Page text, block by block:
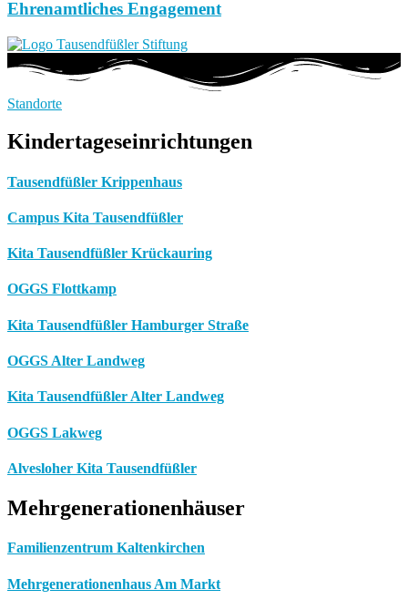
Ehrenamtliches Engagement
Standorte
Kindertageseinrichtungen
Tausendfüßler Krippenhaus
Campus Kita Tausendfüßler
Kita Tausendfüßler Krückauring
OGGS Flottkamp
Kita Tausendfüßler Hamburger Straße
OGGS Alter Landweg
Kita Tausendfüßler Alter Landweg
OGGS Lakweg
Alvesloher Kita Tausendfüßler
Mehrgenerationenhäuser
Familienzentrum Kaltenkirchen
Mehrgenerationenhaus Am Markt